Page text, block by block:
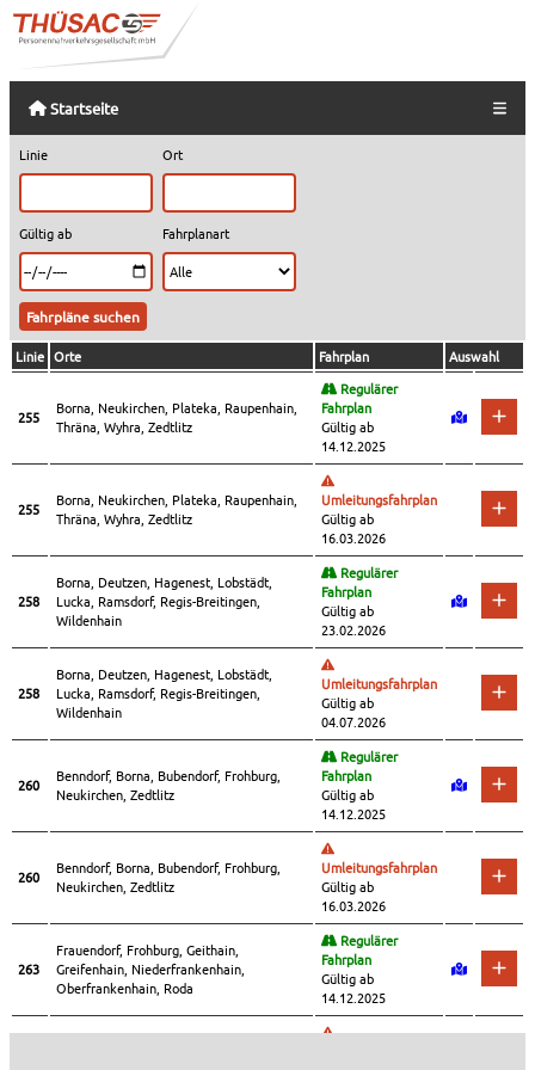
Startseite
Linie Ort
Gültig ab Fahrplanart
Linie Orte Fahrplan Auswahl
255
Borna, Neukirchen, Plateka, Raupenhain,
Thräna, Wyhra, Zedtlitz
Regulärer
Fahrplan
Gültig ab
14.12.2025
255
Borna, Neukirchen, Plateka, Raupenhain,
Thräna, Wyhra, Zedtlitz
Umleitungsfahrplan
Gültig ab
16.03.2026
258
Borna, Deutzen, Hagenest, Lobstädt,
Lucka, Ramsdorf, Regis-Breitingen,
Wildenhain
Regulärer
Fahrplan
Gültig ab
23.02.2026
258
Borna, Deutzen, Hagenest, Lobstädt,
Lucka, Ramsdorf, Regis-Breitingen,
Wildenhain
Umleitungsfahrplan
Gültig ab
04.07.2026
260
Benndorf, Borna, Bubendorf, Frohburg,
Neukirchen, Zedtlitz
Regulärer
Fahrplan
Gültig ab
14.12.2025
260
Benndorf, Borna, Bubendorf, Frohburg,
Neukirchen, Zedtlitz
Umleitungsfahrplan
Gültig ab
16.03.2026
263
Frauendorf, Frohburg, Geithain,
Greifenhain, Niederfrankenhain,
Oberfrankenhain, Roda
Regulärer
Fahrplan
Gültig ab
14.12.2025